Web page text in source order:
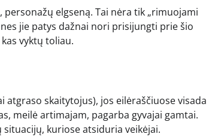
elgseną. Tai nėra tik „rimuojami
jie patys dažnai nori prisijungti prie šio
vyktų toliau.
atgraso skaitytojus), jos eilėraščiuose visada
meilė artimajam, pagarba gyvajai gamtai.
situacijų, kuriose atsiduria veikėjai.